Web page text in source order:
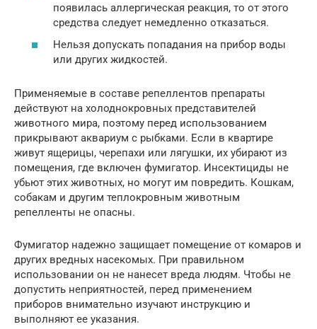
появилась аллергическая реакция, то от этого
средства следует немедленно отказаться.
Нельзя допускать попадания на прибор воды
или других жидкостей.
Применяемые в составе репеллентов препараты
действуют на холоднокровных представителей
животного мира, поэтому перед использованием
прикрывают аквариум с рыбками. Если в квартире
живут ящерицы, черепахи или лягушки, их убирают из
помещения, где включен фумигатор. Инсектициды не
убьют этих животных, но могут им повредить. Кошкам,
собакам и другим теплокровным животным
репелленты не опасны.
Фумигатор надежно защищает помещение от комаров и
других вредных насекомых. При правильном
использовании он не нанесет вреда людям. Чтобы не
допустить неприятностей, перед применением
приборов внимательно изучают инструкцию и
выполняют ее указания.